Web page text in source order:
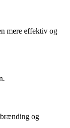
mere effektiv og
og